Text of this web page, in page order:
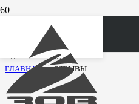
ежедневно c 10.00 до 21.00
ГЛАВНАЯ —ОТЗЫВЫ